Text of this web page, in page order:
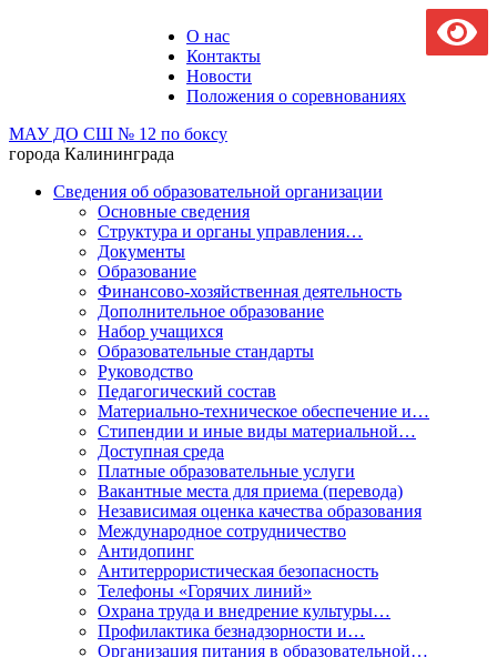
О нас
Контакты
Новости
Положения о соревнованиях
МАУ ДО СШ № 12 по боксу
города Калининграда
Сведения об образовательной организации
Основные сведения
Структура и органы управления…
Документы
Образование
Финансово-хозяйственная деятельность
Дополнительное образование
Набор учащихся
Образовательные стандарты
Руководство
Педагогический состав
Материально-техническое обеспечение и…
Стипендии и иные виды материальной…
Доступная среда
Платные образовательные услуги
Вакантные места для приема (перевода)
Независимая оценка качества образования
Международное сотрудничество
Антидопинг
Антитеррористическая безопасность
Телефоны «Горячих линий»
Охрана труда и внедрение культуры…
Профилактика безнадзорности и…
Организация питания в образовательной…